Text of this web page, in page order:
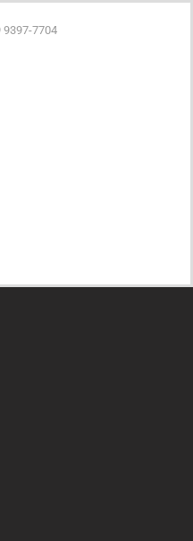
9397-7704